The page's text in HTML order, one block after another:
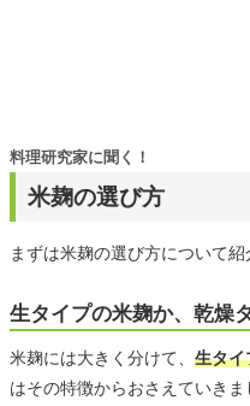
米麹の選び方
料理研究家に聞く！
まずは米麹の選び方について紹
生タイプの米麹か、乾燥
米麹には大きく分けて、 生タイ
はその特徴からおさえていきま